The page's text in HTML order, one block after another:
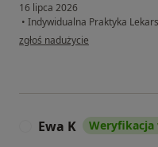
16 lipca 2026
• Indywidualna Praktyka
w opinii użytkownika Sandra
zgłoś nadużycie
Ewa K Weryfikacja